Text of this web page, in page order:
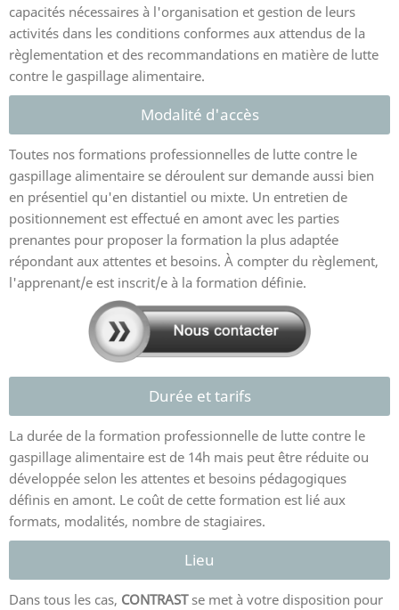
capacités nécessaires à l'organisation et gestion de leurs
activités dans les conditions conformes aux attendus de la
règlementation et des recommandations en matière de lutte
contre le gaspillage alimentaire.
Modalité d'accès
Toutes nos formations professionnelles de lutte contre le
gaspillage alimentaire se déroulent sur demande aussi bien
en présentiel qu'en distantiel ou mixte. Un entretien de
positionnement est effectué en amont avec les parties
prenantes pour proposer la formation la plus adaptée
répondant aux attentes et besoins. À compter du règlement,
l'apprenant/e est inscrit/e à la formation définie.
Durée et tarifs
La durée de la formation professionnelle de lutte contre le
gaspillage alimentaire est de 14h mais peut être réduite ou
développée selon les attentes et besoins pédagogiques
définis en amont. Le coût de cette formation est lié aux
formats, modalités, nombre de stagiaires.
Lieu
Dans tous les cas, CONTRASTse met à votre disposition pour